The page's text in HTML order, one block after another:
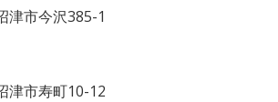
津市今沢385-1
津市寿町10-12